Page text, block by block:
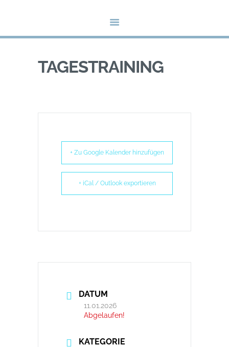
SKIABTEILUNG - TSV OBERBOIHINGEN
ABTEILUNG
VERANSTALTUNGEN
MEIN KONTO
TAGESTRAINING
+ Zu Google Kalender hinzufügen
+ iCal / Outlook exportieren
DATUM
11.01.2026
Abgelaufen!
KATEGORIE